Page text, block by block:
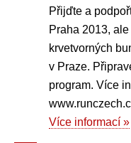
Přijďte a
Praha 2013,
krvetvorných
v Praze.
program. Více
Více informací »